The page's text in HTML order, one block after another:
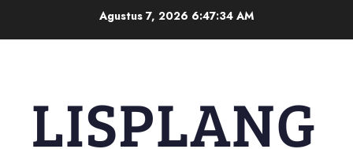
Agustus 7, 2026 6:47:35 AM